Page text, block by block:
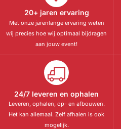
20+ jaren ervaring
Met onze jarenlange ervaring weten
wij precies hoe wij optimaal bijdragen
aan jouw event!
24/7 leveren en ophalen
Leveren, ophalen, op- en afbouwen.
Het kan allemaal. Zelf afhalen is ook
mogelijk.